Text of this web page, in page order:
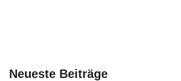
Neueste Beiträge